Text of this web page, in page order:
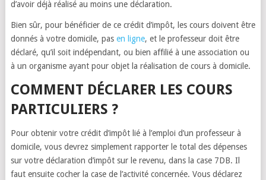
d’avoir déjà réalisé au moins une déclaration.
Bien sûr, pour bénéficier de ce crédit d’impôt, les cours doivent être
donnés à votre domicile, pas en ligne, et le professeur doit être
déclaré, qu’il soit indépendant, ou bien affilié à une association ou
à un organisme ayant pour objet la réalisation de cours à domicile.
COMMENT DÉCLARER LES COURS
PARTICULIERS ?
Pour obtenir votre crédit d’impôt lié à l’emploi d’un professeur à
domicile, vous devrez simplement rapporter le total des dépenses
sur votre déclaration d’impôt sur le revenu, dans la case 7DB. Il
faut ensuite cocher la case de l’activité concernée. Vous déclarez